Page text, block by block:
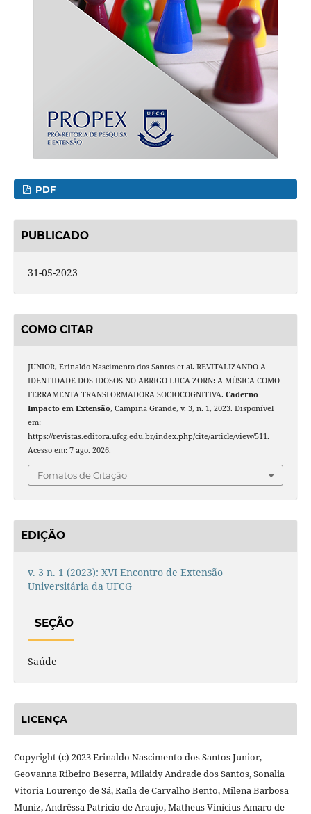
PDF
PUBLICADO
31-05-2023
COMO CITAR
JUNIOR, Erinaldo Nascimento dos Santos et al. REVITALIZANDO A
IDENTIDADE DOS IDOSOS NO ABRIGO LUCA ZORN: A MÚSICA COMO
FERRAMENTA TRANSFORMADORA SOCIOCOGNITIVA. Caderno
Impacto em Extensão, Campina Grande, v. 3, n. 1, 2023. Disponível
em:
https://revistas.editora.ufcg.edu.br/index.php/cite/article/view/511.
Acesso em: 7 ago. 2026.
Fomatos de Citação
EDIÇÃO
v. 3 n. 1 (2023): XVI Encontro de Extensão
Universitária da UFCG
SEÇÃO
Saúde
LICENÇA
Copyright (c) 2023 Erinaldo Nascimento dos Santos Junior,
Geovanna Ribeiro Beserra, Milaidy Andrade dos Santos, Sonalia
Vitoria Lourenço de Sá, Raíla de Carvalho Bento, Milena Barbosa
Muniz, Andrêssa Patricio de Araujo, Matheus Vinícius Amaro de